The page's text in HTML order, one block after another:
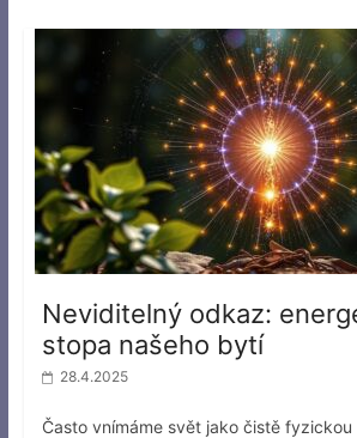
Neviditelný odkaz:
stopa našeho bytí
28.4.2025
Často vnímáme svět jako čistě fyzickou